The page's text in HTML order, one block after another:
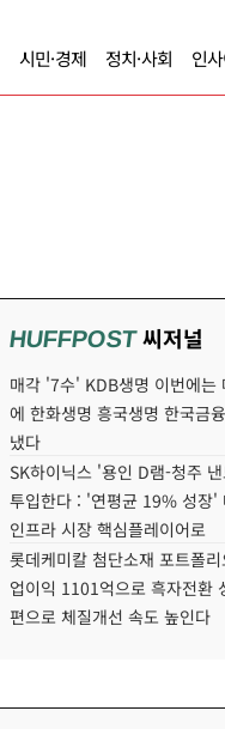
시민·경제 정치·사회 인
HUFFPOST씨저널
매각 '7수' KDB생명 이번에는
에 한화생명 흥국생명 한국금
냈다
SK하이닉스 '용인 D램-청주
투입한다 : '연평균 19% 성장'
인프라 시장 핵심플레이어로
롯데케미칼 첨단소재 포트폴
업이익 1101억으로 흑자전환
편으로 체질개선 속도 높인다